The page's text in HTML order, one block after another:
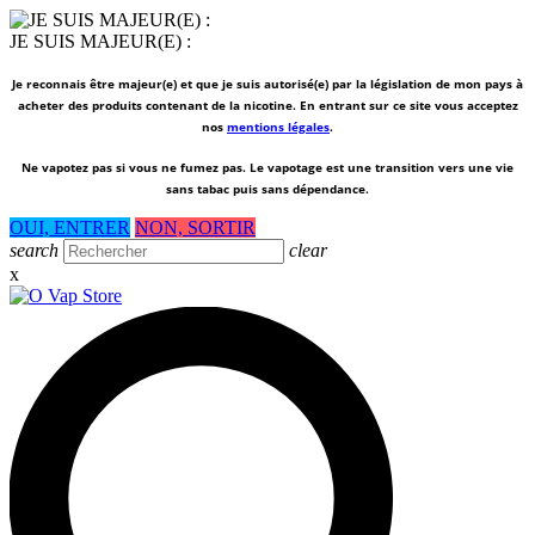
JE SUIS MAJEUR(E) :
Je reconnais être majeur(e) et que je suis autorisé(e) par la législation de mon pays à
acheter des produits contenant de la nicotine. En entrant sur ce site vous acceptez
nos mentions légales.
Ne vapotez pas si vous ne fumez pas. Le vapotage est une transition vers une vie
sans tabac puis sans dépendance.
OUI, ENTRER NON, SORTIR
search
clear
x